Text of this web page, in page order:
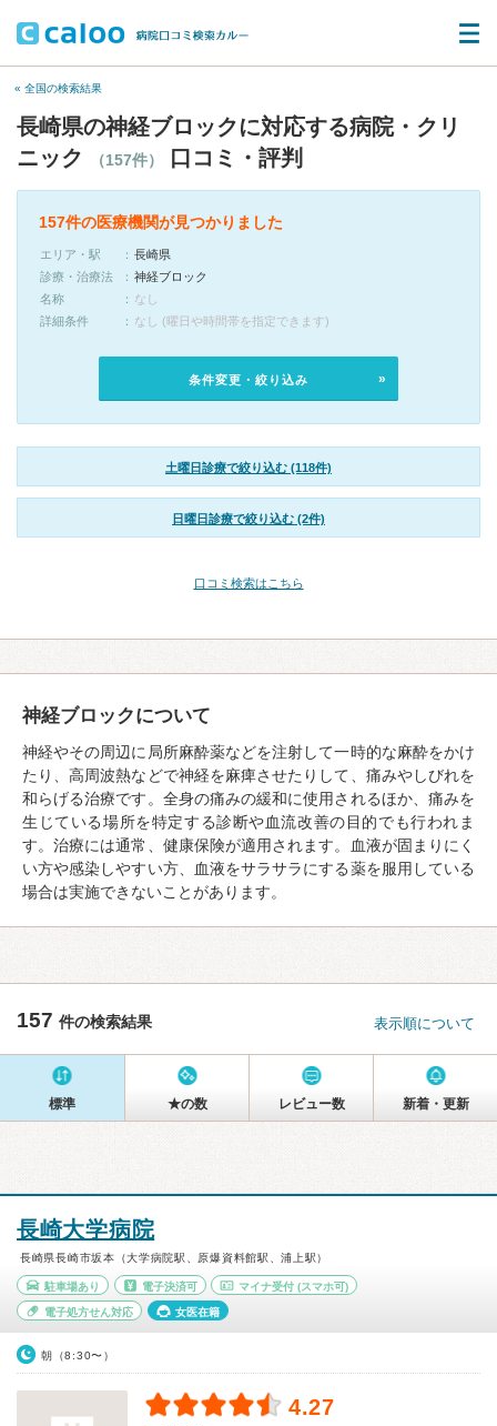
« 全国の検索結果
長崎県の神経ブロックに対応する病院・クリ
ニック
（157件） 口コミ・評判
157件の医療機関が見つかりました
エリア・駅
長崎県
診療・治療法
神経ブロック
名称
なし
詳細条件
なし (曜日や時間帯を指定できます)
条件変更・絞り込み
土曜日診療で絞り込む (118件)
日曜日診療で絞り込む (2件)
口コミ検索はこちら
神経ブロックについて
神経やその周辺に局所麻酔薬などを注射して一時的な麻酔をかけ
たり、高周波熱などで神経を麻痺させたりして、痛みやしびれを
和らげる治療です。全身の痛みの緩和に使用されるほか、痛みを
生じている場所を特定する診断や血流改善の目的でも行われま
す。治療には通常、健康保険が適用されます。血液が固まりにく
い方や感染しやすい方、血液をサラサラにする薬を服用している
場合は実施できないことがあります。
157 件の検索結果 表示順について
標準 ★の数 レビュー数 新着・更新
長崎大学病院
長崎県長崎市坂本（大学病院駅、原爆資料館駅、浦上駅）
駐車場あり 電子決済可 マイナ受付 (スマホ可)
電子処方せん対応 女医在籍
朝（8:30〜）
4.27